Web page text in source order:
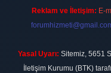
Reklam ve İletişim: E-
Yasal Uyarı: Sitemiz, 5651
İletişim Kurumu (BTK)